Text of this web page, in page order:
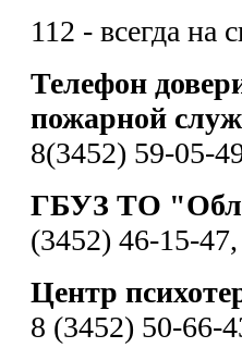
112 - всегда на
Телефон
пожарной
8(3452) 59-05-
ГБУЗ ТО
(3452) 46-15-
Центр
8 (3452) 50-66-